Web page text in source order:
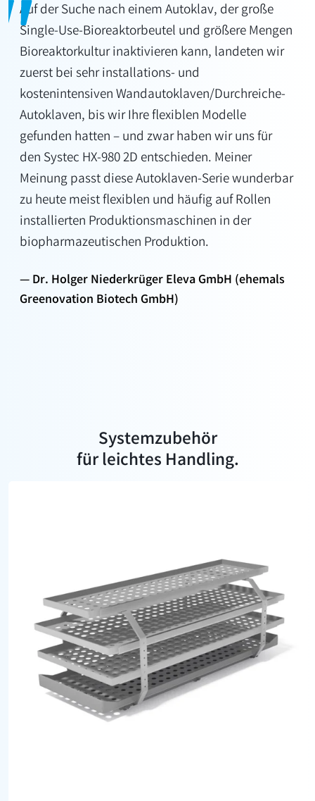
Auf der Suche nach einem Autoklav, der große
Single-Use-Bioreaktorbeutel und größere Mengen
Bioreaktorkultur inaktivieren kann, landeten wir
zuerst bei sehr installations- und
kostenintensiven Wandautoklaven/Durchreiche-
Autoklaven, bis wir Ihre flexiblen Modelle
gefunden hatten – und zwar haben wir uns für
den Systec HX-980 2D entschieden. Meiner
Meinung passt diese Autoklaven-Serie wunderbar
zu heute meist flexiblen und häufig auf Rollen
installierten Produktionsmaschinen in der
biopharmazeutischen Produktion.
Dr. Holger Niederkrüger Eleva GmbH (ehemals
Greenovation Biotech GmbH)
Systemzubehör
für leichtes Handling.